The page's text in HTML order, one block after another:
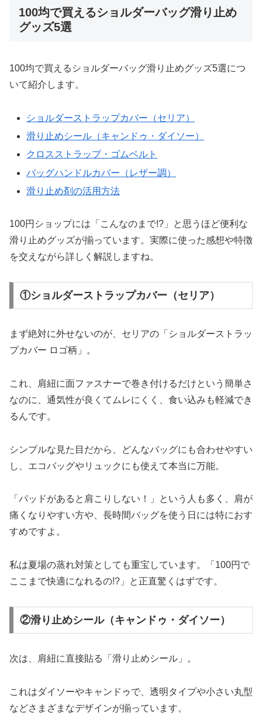
100均で買えるショルダーバッグ滑り止め
グッズ5選
100均で買えるショルダーバッグ滑り止めグッズ5選につ
いて紹介します。
ショルダーストラップカバー（セリア）
滑り止めシール（キャンドゥ・ダイソー）
クロスストラップ・ゴムベルト
バッグハンドルカバー（レザー調）
滑り止め剤の活用方法
100円ショップには「こんなのまで!?」と思うほど便利な
滑り止めグッズが揃っています。実際に使った感想や特徴
を交えながら詳しく解説しますね。
①ショルダーストラップカバー（セリア）
まず絶対に外せないのが、セリアの「ショルダーストラッ
プカバー ロゴ柄」。
これ、肩紐に面ファスナーで巻き付けるだけという簡単さ
なのに、通気性が良くてムレにくく、食い込みも軽減でき
るんです。
シンプルな見た目だから、どんなバッグにも合わせやすい
し、エコバッグやリュックにも使えて本当に万能。
「パッドがあると肩こりしない！」という人も多く、肩が
痛くなりやすい方や、長時間バッグを使う日には特におす
すめですよ。
私は夏場の蒸れ対策としても重宝しています。「100円で
ここまで快適になれるの!?」と正直驚くはずです。
②滑り止めシール（キャンドゥ・ダイソー）
次は、肩紐に直接貼る「滑り止めシール」。
これはダイソーやキャンドゥで、透明タイプや小さい丸型
などさまざまなデザインが揃っています。